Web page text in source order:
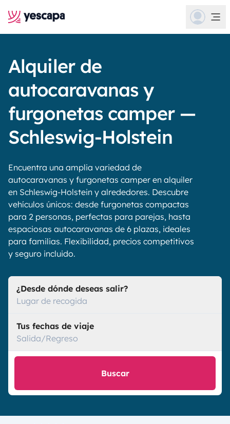
Alquiler de
autocaravanas y
furgonetas camper —
Schleswig-Holstein
Encuentra una amplia variedad de
autocaravanas y furgonetas camper en alquiler
en Schleswig-Holstein y alrededores. Descubre
vehículos únicos: desde furgonetas compactas
para 2 personas, perfectas para parejas, hasta
espaciosas autocaravanas de 6 plazas, ideales
para familias. Flexibilidad, precios competitivos
y seguro incluido.
¿Desde dónde deseas salir?
Lugar de recogida
Tus fechas de viaje
Salida/Regreso
Buscar